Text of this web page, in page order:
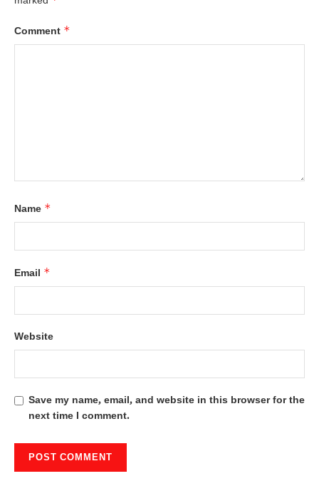
Comment *
Name *
Email *
Website
Save my name, email, and website in this browser for the
next time I comment.